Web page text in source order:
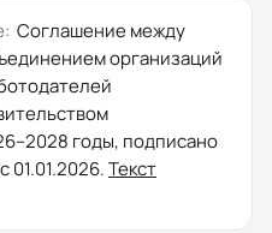
Соглашение между
организаций
годы, подписано
01.01.2026.Текст